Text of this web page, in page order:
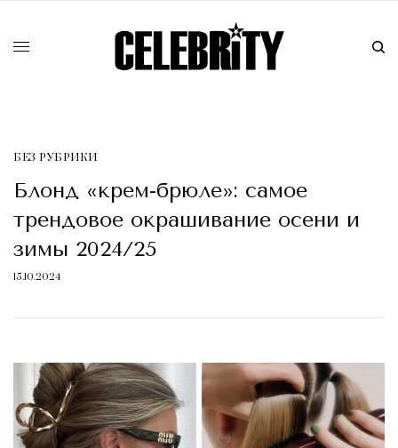
БЕЗ РУБРИКИ
Блонд «крем-брюле»: самое
трендовое окрашивание осени и
зимы 2024/25
15.10.2024